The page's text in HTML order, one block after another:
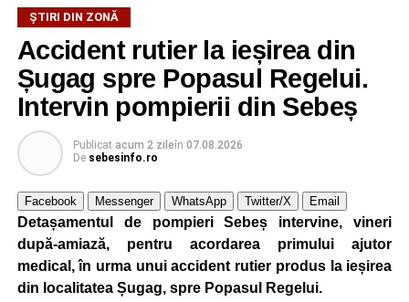
Festivalul este organizat de
Asociația AGORA – Născuți
Liberi, în parteneriat cuPrimăria Comunei Gârbova
Ordinul Cetății Mühlbach , iar accesul publicului va fi
gratuit pe întreaga durată a manifestării.
Cetatea Greavilor și zona centrală a comunei vor fi
vizitatorii vor putea asista la demonstrații de luptă, turniruri
cavalerești, parade medievale, dansuri săsești și ateliere
interactive de meșteșuguri. Programul va fi completat de
concerte, recitaluri susținute de artiști locali și petreceri cu
DJ organizate în fiecare seară.
ȘTIRI DIN ZONĂ
Accident rutier la ieșirea din
Șugag spre Popasul Regelui.
Intervin pompierii din Sebeș
Publicat acum 2 zileîn 07.08.2026
De sebesinfo.ro
Facebook Messenger WhatsApp Twitter/X Email
Detașamentul de pompieri Sebeș intervine, vineri
după-amiază, pentru acordarea primului ajutor
medical, în urma unui accident rutier produs la ieșirea
din localitatea Șugag, spre Popasul Regelui.